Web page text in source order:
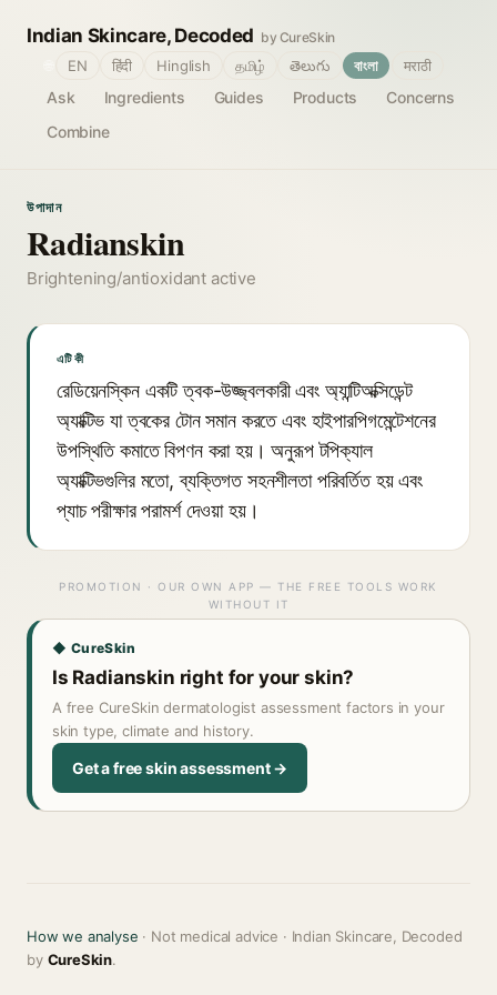
Indian Skincare, Decoded by CureSkin
Ask Ingredients Guides Products
Concerns
Combine
EN हिंदी Hinglish தமிழ் తెలుగు বাংলা मराठी
উপাদান
Radianskin
Brightening/antioxidant active
এটি কী
রেডিয়েনস্কিন একটি ত্বক-উজ্জ্বলকারী এবং অ্যান্টিঅক্সিডেন্ট
অ্যাক্টিভ যা ত্বকের টোন সমান করতে এবং হাইপারপিগমেন্টেশনের
উপস্থিতি কমাতে বিপণন করা হয়। অনুরূপ টপিক্যাল
অ্যাক্টিভগুলির মতো, ব্যক্তিগত সহনশীলতা পরিবর্তিত হয় এবং
প্যাচ পরীক্ষার পরামর্শ দেওয়া হয়।
PROMOTION · OUR OWN APP — THE FREE TOOLS WORK
WITHOUT IT
◆ CureSkin
Is Radianskin right for your skin?
A free CureSkin dermatologist assessment factors in your
skin type, climate and history.
Get a free skin assessment →
How we analyse · Not medical advice · Indian Skincare, Decoded
by CureSkin.